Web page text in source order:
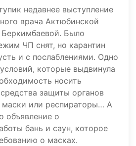
недавнее выступление
врача Актюбинской
Беркимбаевой. Было
ЧП снят, но карантин
и с послаблениями. Одно
которые выдвинула
носить
защиты органов
маски или респираторы… А
объявление о
бань и саун, которое
о масках.